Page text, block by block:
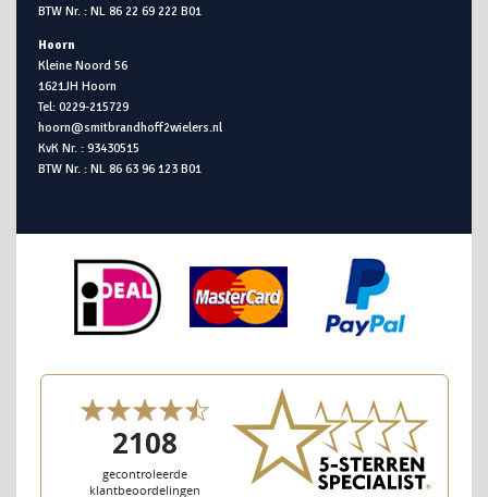
BTW Nr. : NL 86 22 69 222 B01
Hoorn
Kleine Noord 56
1621JH Hoorn
Tel: 0229-215729
hoorn@smitbrandhoff2wielers.nl
KvK Nr. : 93430515
BTW Nr. : NL 86 63 96 123 B01